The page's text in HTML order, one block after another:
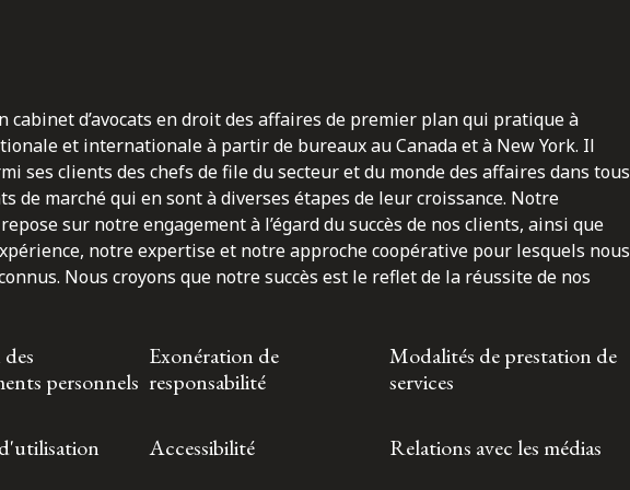
cabinet d’avocats en droit des affaires de premier plan qui pratique à
et internationale à partir de bureaux au Canada et à New York. Il
ses clients des chefs de file du secteur et du monde des affaires dans tous
de marché qui en sont à diverses étapes de leur croissance. Notre
sur notre engagement à l’égard du succès de nos clients, ainsi que
notre expertise et notre approche coopérative pour lesquels nous
Nous croyons que notre succès est le reflet de la réussite de nos
personnels
Exonération de
responsabilité
Modalités de prestation de
services
d'utilisation Accessibilité Relations avec les médias